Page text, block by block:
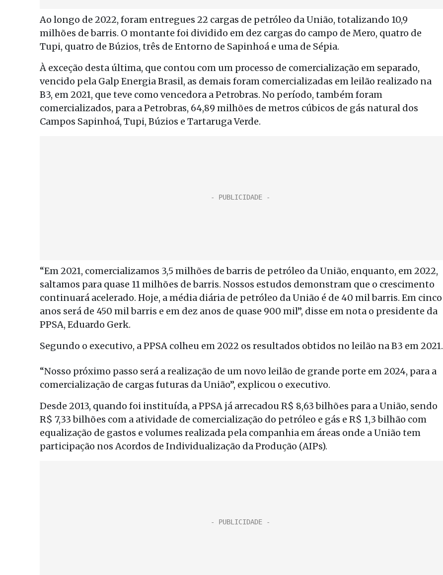
Ao longo de 2022, foram entregues 22 cargas de petróleo da União, totalizando 10,9
milhões de barris. O montante foi dividido em dez cargas do campo de Mero, quatro de
Tupi, quatro de Búzios, três de Entorno de Sapinhoá e uma de Sépia.
À exceção desta última, que contou com um processo de comercialização em separado,
vencido pela Galp Energia Brasil, as demais foram comercializadas em leilão realizado na
B3, em 2021, que teve como vencedora a Petrobras. No período, também foram
comercializados, para a Petrobras, 64,89 milhões de metros cúbicos de gás natural dos
Campos Sapinhoá, Tupi, Búzios e Tartaruga Verde.
“Em 2021, comercializamos 3,5 milhões de barris de petróleo da União, enquanto, em 2022,
saltamos para quase 11 milhões de barris. Nossos estudos demonstram que o crescimento
continuará acelerado. Hoje, a média diária de petróleo da União é de 40 mil barris. Em cinco
anos será de 450 mil barris e em dez anos de quase 900 mil”, disse em nota o presidente da
PPSA, Eduardo Gerk.
Segundo o executivo, a PPSA colheu em 2022 os resultados obtidos no leilão na B3 em 2021.
“Nosso próximo passo será a realização de um novo leilão de grande porte em 2024, para a
comercialização de cargas futuras da União”, explicou o executivo.
Desde 2013, quando foi instituída, a PPSA já arrecadou R$ 8,63 bilhões para a União, sendo
R$ 7,33 bilhões com a atividade de comercialização do petróleo e gás e R$ 1,3 bilhão com
equalização de gastos e volumes realizada pela companhia em áreas onde a União tem
participação nos Acordos de Individualização da Produção (AIPs).